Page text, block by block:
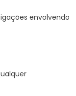
envolvendo